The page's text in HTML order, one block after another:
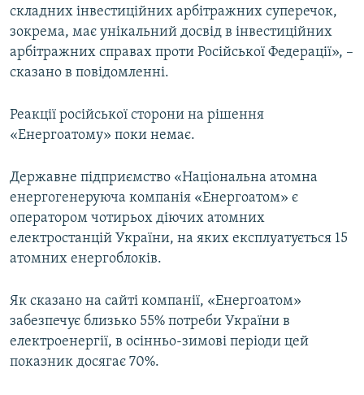
складних інвестиційних арбітражних суперечок,
зокрема, має унікальний досвід в інвестиційних
арбітражних справах проти Російської Федерації», –
сказано в повідомленні.
Реакції російської сторони на рішення
«Енергоатому» поки немає.
Державне підприємство «Національна атомна
енергогенеруюча компанія «Енергоатом» є
оператором чотирьох діючих атомних
електростанцій України, на яких експлуатується 15
атомних енергоблоків.
Як сказано на сайті компанії, «Енергоатом»
забезпечує близько 55% потреби України в
електроенергії, в осінньо-зимові періоди цей
показник досягає 70%.